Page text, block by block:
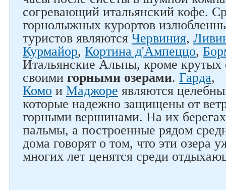
согревающий итальянский кофе.
горнолыжных курортов
туристов являются Червиния,
Курмайор, Кортина д'Ампеццо,
Итальянские Альпы, кроме крутых
своими горными озерами. Гарда,
Комо и Маджоре являются
которые надежно защищены от
горными вершинами. На их
пальмы, а построенные рядом
дома говорят о том, что эти озера
многих лет ценятся среди